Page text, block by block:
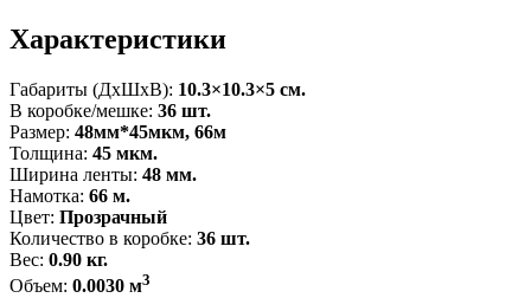
Характеристики
Габариты (ДxШxВ): 10.3×10.3×5 см.
В коробке/мешке: 36 шт.
Размер: 48мм*45мкм, 66м
Толщина: 45 мкм.
Ширина ленты: 48 мм.
Намотка: 66 м.
Цвет: Прозрачный
Количество в коробке: 36 шт.
Вес: 0.90 кг.
Объем: 0.0030 м3